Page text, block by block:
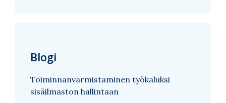
Blogi
Toiminnanvarmistaminen työkaluksi
sisäilmaston hallintaan